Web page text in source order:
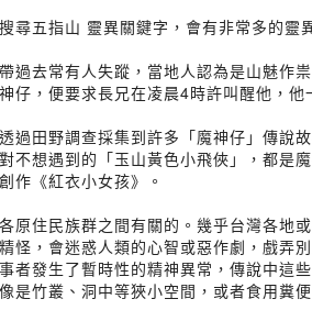
尋五指山 靈異關鍵字，會有非常多的靈
過去常有人失蹤，當地人認為是山魅
仔，便要求長兄在凌晨4時許叫醒他，
過田野調查採集到許多「魔神仔」傳
不想遇到的「玉山黃色小飛俠」，都是
作《紅衣小女孩》。
原住民族群之間有關的。幾乎台灣各
怪，會迷惑人類的心智或惡作劇，戲
者發生了暫時性的精神異常，傳說中
是竹叢、洞中等狹小空間，或者食用糞